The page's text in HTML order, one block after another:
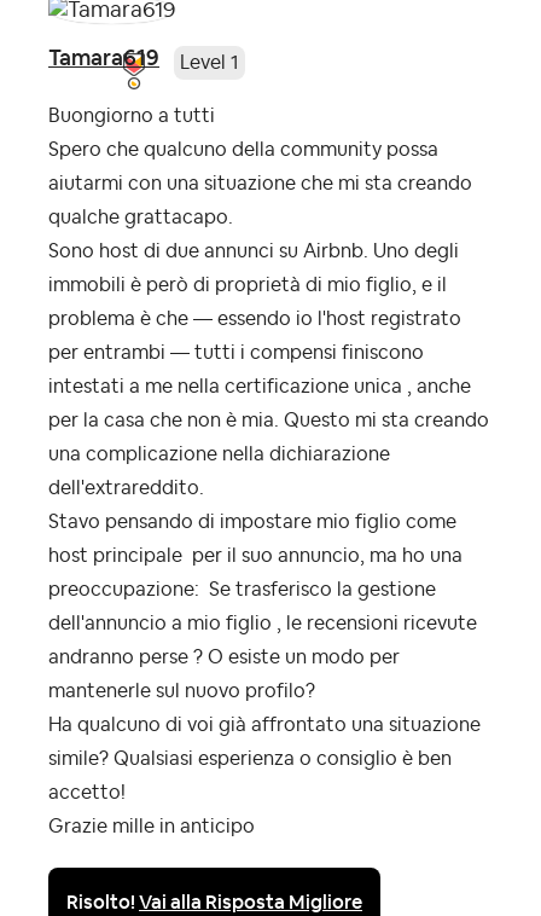
Tamara619 Level 1
Buongiorno a tutti
Spero che qualcuno della community possa
aiutarmi con una situazione che mi sta creando
qualche grattacapo.
Sono host di due annunci su Airbnb. Uno degli
immobili è però di proprietà di mio figlio, e il
problema è che — essendo io l'host registrato
per entrambi — tutti i compensi finiscono
intestati a me nella certificazione unica , anche
per la casa che non è mia. Questo mi sta creando
una complicazione nella dichiarazione
dell'extrareddito.
Stavo pensando di impostare mio figlio come
host principale per il suo annuncio, ma ho una
preoccupazione: Se trasferisco la gestione
dell'annuncio a mio figlio , le recensioni ricevute
andranno perse ? O esiste un modo per
mantenerle sul nuovo profilo?
Ha qualcuno di voi già affrontato una situazione
simile? Qualsiasi esperienza o consiglio è ben
accetto!
Grazie mille in anticipo
Risolto!Vai alla Risposta Migliore